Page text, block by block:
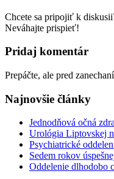
Chcete sa pripojiť k
Neváhajte prispieť!
Pridaj komentár
Prepáčte, ale pred
Najnovšie články
Jednodňová očná
Urológia Liptovskej
Psychiatrické
Sedem rokov
Oddelenie dlhodobo